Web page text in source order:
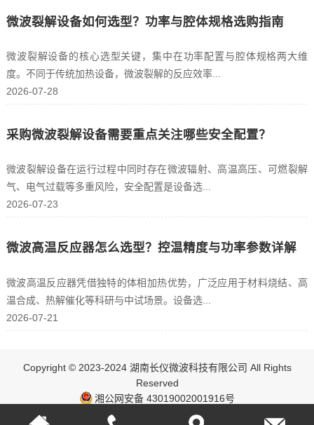
微波裂解设备如何选型？功率与腔体规格选购指南
微波裂解设备的核心选型关键，集中在功率配置与腔体规格两大维
度。不同于传统加热设备，微波裂解的反应效率...
2026-07-28
采购微波裂解设备需要重点关注哪些安全配置？
微波裂解设备在运行过程中同时存在微波辐射、高温高压、可燃裂解
气、电气过载等多重风险，安全配置是设备选...
2026-07-23
微波高温反应器怎么选型？控温精度与功率参数详解
微波高温反应器凭借独特的体相加热优势，广泛应用于材料烧结、高
温合成、热解催化等科研与中试场景。设备选...
2026-07-21
Copyright © 2023-2024 湖南长仪微波科技有限公司 All Rights
Reserved
湘公网安备 43019002001916号
ICP：湘ICP备17003348号-1